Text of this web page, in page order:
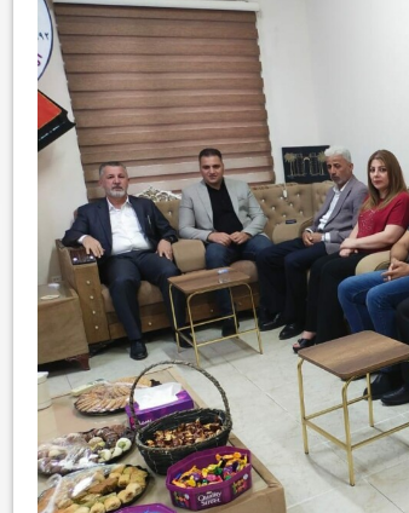
في
الكاتب والباحث يعقوب ابونا .. الكتابة مسؤولية